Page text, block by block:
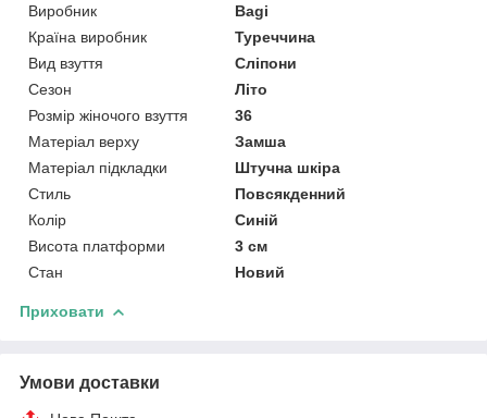
Виробник
Bagi
Країна виробник
Туреччина
Вид взуття
Сліпони
Сезон
Літо
Розмір жіночого взуття
36
Матеріал верху
Замша
Матеріал підкладки
Штучна шкіра
Стиль
Повсякденний
Колір
Синій
Висота платформи
3 см
Стан
Новий
Приховати
Умови доставки